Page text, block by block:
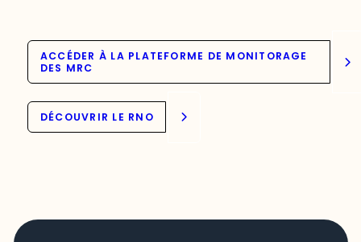
ACCÉDER À LA PLATEFORME DE MONITORAGE
DES MRC
DÉCOUVRIR LE RNO